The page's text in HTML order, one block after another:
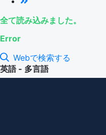
全て読み込みました。
Error
Webで検索する
英語 - 多言語